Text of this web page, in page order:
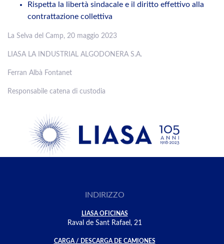
Rispetta la libertà sindacale e il diritto effettivo alla
contrattazione collettiva
La Selva del Camp, 20 maggio 2023
LIASA LA INDUSTRIAL ALGODONERA S.A.
Ferran Albà Fontanet
Responsabile catena di custodia
INDIRIZZO
LIASA OFICINAS
Raval de Sant Rafael, 21
CARGA / DESCARGA DE CAMIONES